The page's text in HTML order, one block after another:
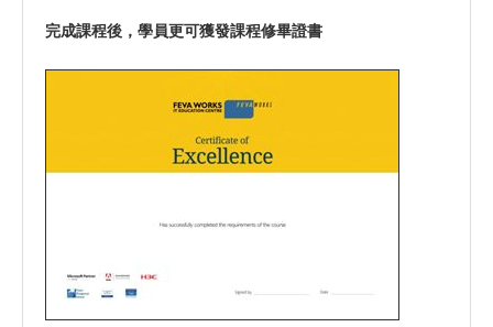
完成課程後，學員更可獲發課程修畢證書